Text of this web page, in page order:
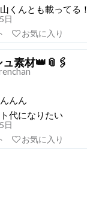
くんとも載ってる！
日
お気に入り
ュ素材👑📎🖇
んん
代になりたい
日
お気に入り